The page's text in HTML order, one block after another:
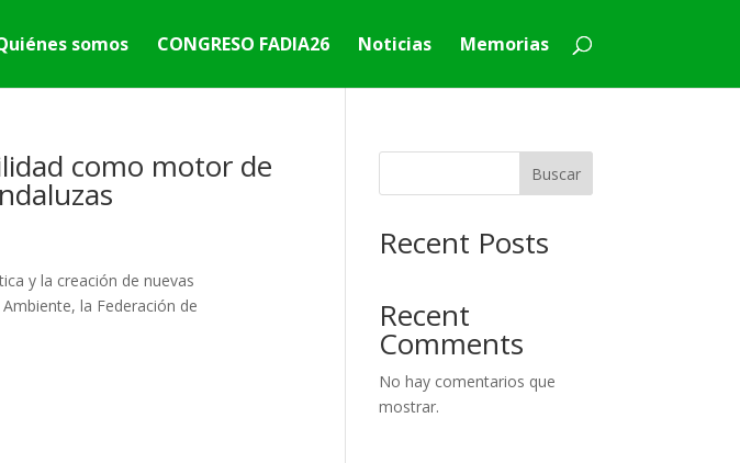
somos CONGRESO FADIA26 Noticias Memorias
como motor de
y la creación de nuevas
la Federación de
Buscar
Recent Posts
Recent
Comments
No hay comentarios que
mostrar.